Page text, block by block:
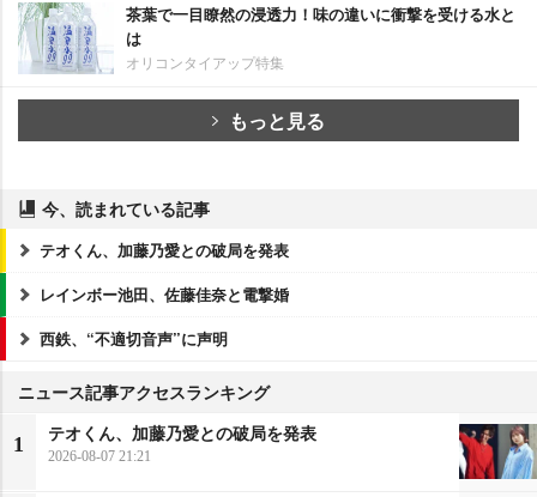
茶葉で一目瞭然の浸透力！味の違いに衝撃を受ける水と
は
オリコンタイアップ特集
もっと見る
今、読まれている記事
テオくん、加藤乃愛との破局を発表
レインボー池田、佐藤佳奈と電撃婚
西鉄、“不適切音声”に声明
ニュース記事アクセスランキング
1
テオくん、加藤乃愛との破局を発表
2026-08-07 21:21